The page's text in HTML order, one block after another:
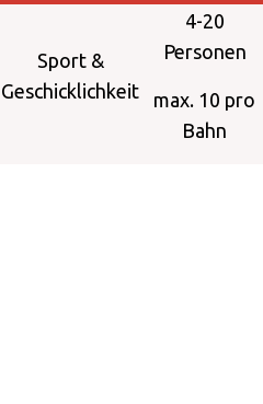
Sport &
Geschicklichkeit
4-20
Personen
max. 10 pro
Bahn